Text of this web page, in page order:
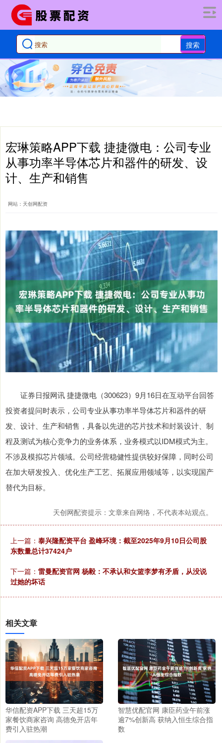
搜索
宏琳策略APP下载 捷捷微电：公司专业
从事功率半导体芯片和器件的研发、设
计、生产和销售
网站：天创网配资
证券日报网讯 捷捷微电（300623）9月16日在互动平台回答
投资者提问时表示，公司专业从事功率半导体芯片和器件的研
发、设计、生产和销售，具备以先进的芯片技术和封装设计、制
程及测试为核心竞争力的业务体系，业务模式以IDM模式为主。
不涉及模拟芯片领域。公司经营稳健性提供较好保障，同时公司
在加大研发投入、优化生产工艺、拓展应用领域等，以实现国产
替代为目标。
天创网配资提示：文章来自网络，不代表本站观点。
上一篇： 泰兴隆配资平台 盈峰环境：截至2025年9月10日公司股
东数量总计37424户
下一篇： 雷曼配资官网 杨毅：不承认和女篮李梦有矛盾，从没说
过她的坏话
相关文章
华信配资APP下载 三天超15万
家餐饮商家咨询 高德免开店年
费引入驻热潮
智慧优配官网 康臣药业午前涨
逾7%创新高 获纳入恒生综合指
数